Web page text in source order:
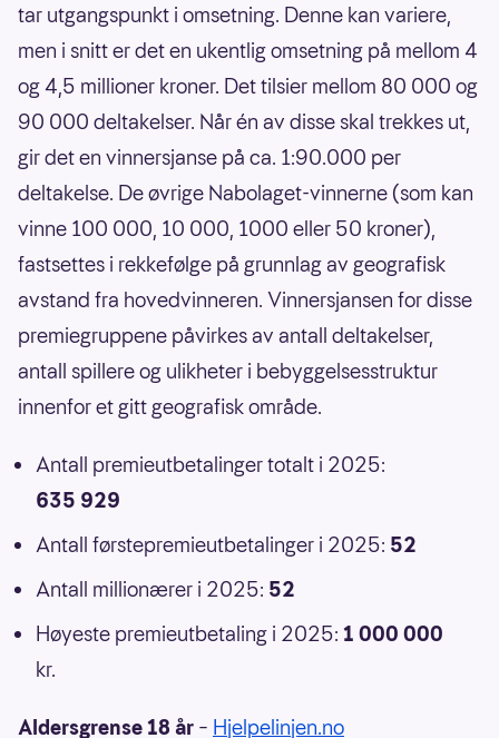
tar utgangspunkt i omsetning. Denne kan variere,
men i snitt er det en ukentlig omsetning på mellom 4
og 4,5 millioner kroner. Det tilsier mellom 80 000 og
90 000 deltakelser. Når én av disse skal trekkes ut,
gir det en vinnersjanse på ca. 1:90.000 per
deltakelse. De øvrige Nabolaget-vinnerne (som kan
vinne 100 000, 10 000, 1000 eller 50 kroner),
fastsettes i rekkefølge på grunnlag av geografisk
avstand fra hovedvinneren. Vinnersjansen for disse
premiegruppene påvirkes av antall deltakelser,
antall spillere og ulikheter i bebyggelsesstruktur
innenfor et gitt geografisk område.
Antall premieutbetalinger totalt i 2025:
635 929
Antall førstepremieutbetalinger i 2025: 52
Antall millionærer i 2025: 52
Høyeste premieutbetaling i 2025: 1 000 000
kr.
Aldersgrense 18 år – Hjelpelinjen.no